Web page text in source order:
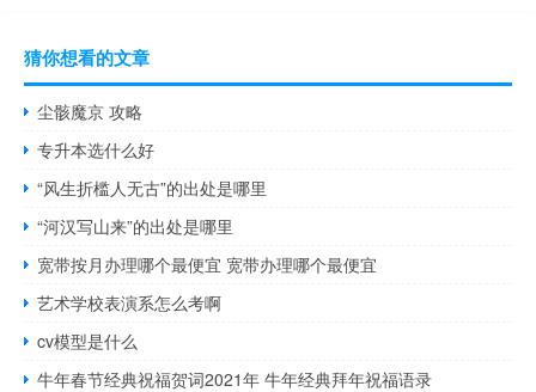
猜你想看的文章
尘骸魔京 攻略
专升本选什么好
“风生折槛人无古”的出处是哪里
“河汉写山来”的出处是哪里
宽带按月办理哪个最便宜 宽带办理哪个最便宜
艺术学校表演系怎么考啊
cv模型是什么
牛年春节经典祝福贺词2021年 牛年经典拜年祝福语录